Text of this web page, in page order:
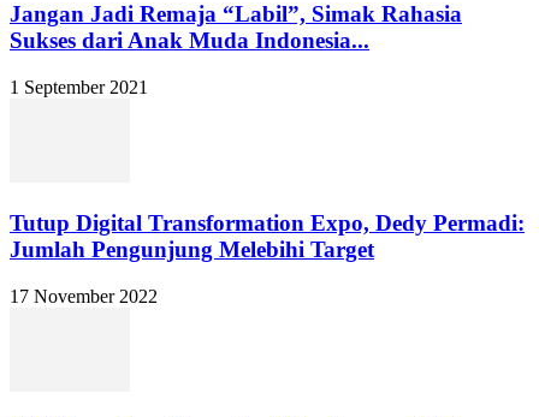
Jangan Jadi Remaja “Labil”, Simak Rahasia
Sukses dari Anak Muda Indonesia...
1 September 2021
Tutup Digital Transformation Expo, Dedy Permadi:
Jumlah Pengunjung Melebihi Target
17 November 2022